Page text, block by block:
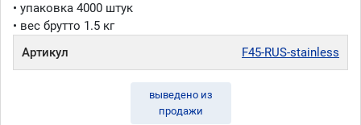
• упаковка 4000 штук
• вес брутто 1.5 кг
Артикул
F45-RUS-stainless
выведено из
продажи